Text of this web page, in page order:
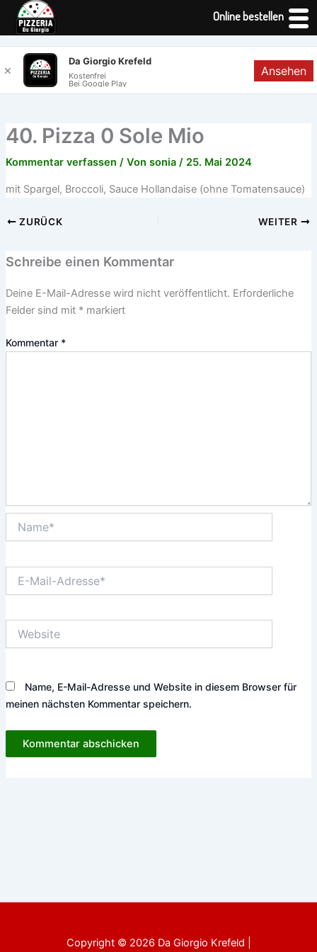
Inhalt
springen
40. Pizza 0 Sole Mio
Kommentar verfassen / Von sonia / 25. Mai 2024
mit Spargel, Broccoli, Sauce Hollandaise (ohne Tomatensauce)
ZURÜCK WEITER
Schreibe einen Kommentar
Deine E-Mail-Adresse wird nicht veröffentlicht. Erforderliche
Felder sind mit *markiert
Kommentar *
Mail-
Name, E-Mail-Adresse und Website in diesem Browser für
meinen nächsten Kommentar speichern.
Copyright © 2026 Da Giorgio Krefeld |
Online bestellen
✕
Da Giorgio Krefeld
Kostenfrei
Bei Google Play
Ansehen